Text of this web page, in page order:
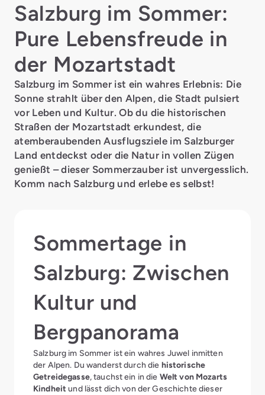
Salzburg im Sommer:
Pure Lebensfreude in
der Mozartstadt
Salzburg im Sommer ist ein wahres Erlebnis: Die
Sonne strahlt über den Alpen, die Stadt pulsiert
vor Leben und Kultur. Ob du die historischen
Straßen der Mozartstadt erkundest, die
atemberaubenden Ausflugsziele im Salzburger
Land entdeckst oder die Natur in vollen Zügen
genießt – dieser Sommerzauber ist unvergesslich.
Komm nach Salzburg und erlebe es selbst!
Sommertage in
Salzburg: Zwischen
Kultur und
Bergpanorama
Salzburg im Sommer ist ein wahres Juwel inmitten
der Alpen. Du wanderst durch die historische
Getreidegasse, tauchst ein in die Welt von Mozarts
Kindheit und lässt dich von der Geschichte dieser